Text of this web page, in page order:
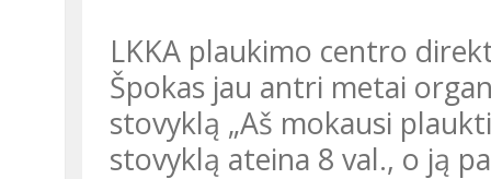
LKKA plaukimo centro
Špokas jau antri metai
stovyklą „Aš mokausi
stovyklą ateina 8 val., o ją